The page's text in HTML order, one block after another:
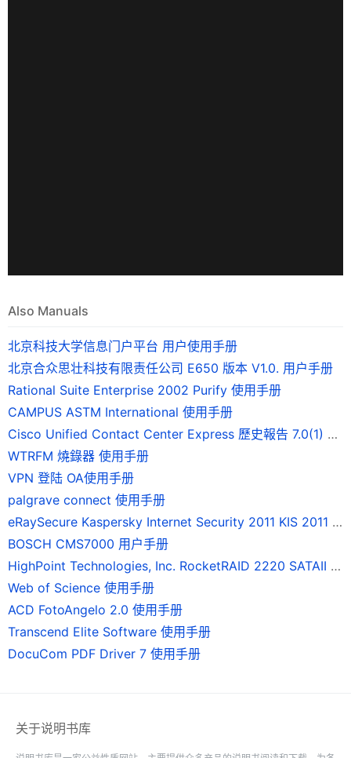
Also Manuals
北京科技大学信息门户平台 用户使用手册
北京合众思壮科技有限责任公司 E650 版本 V1.0. 用户手册
Rational Suite Enterprise 2002 Purify 使用手册
CAMPUS ASTM International 使用手册
Cisco Unified Contact Center Express 歷史報告 7.0(1) 版使用手冊
WTRFM 燒錄器 使用手册
VPN 登陆 OA使用手册
palgrave connect 使用手册
eRaySecure Kaspersky Internet Security 2011 KIS 2011 使用手册
BOSCH CMS7000 用户手册
HighPoint Technologies, Inc. RocketRAID 2220 SATAII 磁碟陣列卡 使用手冊
Web of Science 使用手册
ACD FotoAngelo 2.0 使用手册
Transcend Elite Software 使用手册
DocuCom PDF Driver 7 使用手册
关于说明书库